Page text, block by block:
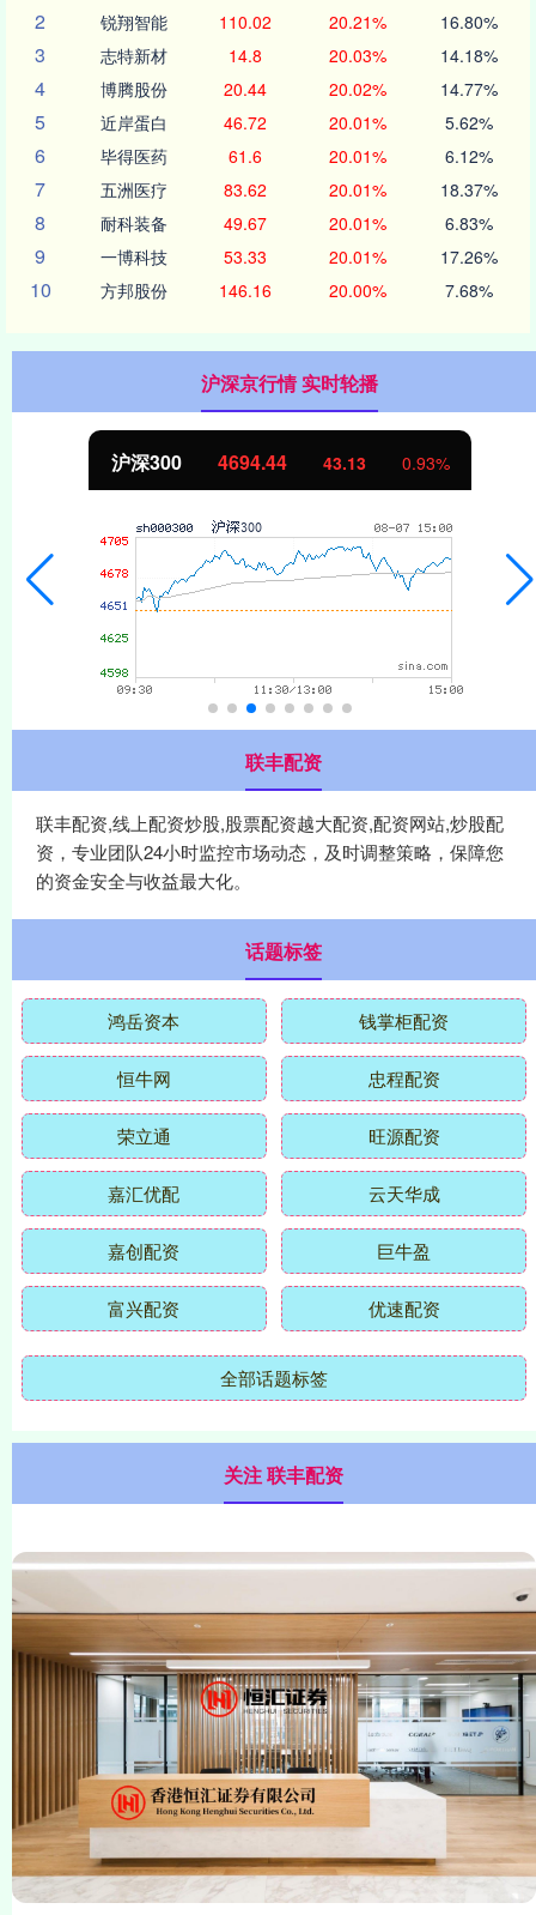
2 锐翔智能 110.02 20.21% 16.80%
3 志特新材 14.8 20.03% 14.18%
4 博腾股份 20.44 20.02% 14.77%
5 近岸蛋白 46.72 20.01% 5.62%
6 毕得医药 61.6 20.01% 6.12%
7 五洲医疗 83.62 20.01% 18.37%
8 耐科装备 49.67 20.01% 6.83%
9 一博科技 53.33 20.01% 17.26%
10 方邦股份 146.16 20.00% 7.68%
沪深京行情 实时轮播
沪深300 4694.44 43.13 0.93%
联丰配资
联丰配资,线上配资炒股,股票配资越大配资,配资网站,炒股配
资，专业团队24小时监控市场动态，及时调整策略，保障您
的资金安全与收益最大化。
话题标签
鸿岳资本 钱掌柜配资
恒牛网 忠程配资
荣立通 旺源配资
嘉汇优配 云天华成
嘉创配资 巨牛盈
富兴配资 优速配资
全部话题标签
关注 联丰配资